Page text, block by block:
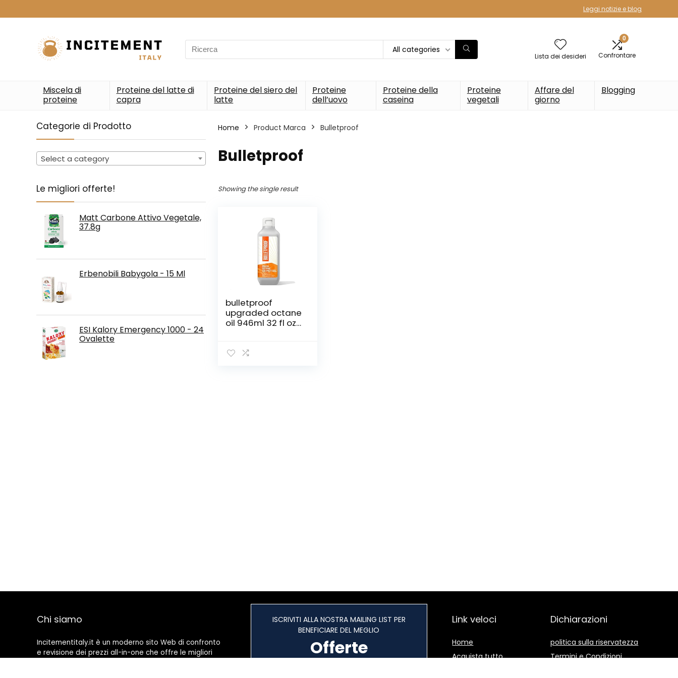
Leggi notizie e blog
Search
for:
All categories
Lista dei desideri
0
Confrontare
Miscela di
proteine
Proteine del latte di
capra
Proteine del siero del
latte
Proteine
dell’uovo
Proteine della
caseina
Proteine
vegetali
Affare del
giorno
Blogging
Categorie di Prodotto
Select a category
Le migliori offerte!
Matt Carbone Attivo Vegetale,
37.8g
Erbenobili Babygola - 15 Ml
ESI Kalory Emergency 1000 - 24
Ovalette
Home Product Marca ‎Bulletproof
‎Bulletproof
Showing the single result
bulletproof
upgraded octane
oil 946ml 32 fl oz
BulletProof
Chi siamo
Incitementitaly.it è un moderno sito Web di confronto
e revisione dei prezzi all-in-one che offre le migliori
ISCRIVITI ALLA NOSTRA MAILING LIST PER
BENEFICIARE DEL MEGLIO
Offerte
Link veloci
Home
Acquista tutto
Dichiarazioni
politica sulla riservatezza
Termini e Condizioni